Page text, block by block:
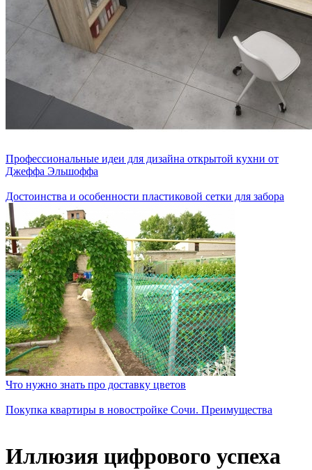
Профессиональные идеи для дизайна открытой кухни от
Джеффа Эльшоффа
Достоинства и особенности пластиковой сетки для забора
Что нужно знать про доставку цветов
Покупка квартиры в новостройке Сочи. Преимущества
Иллюзия цифрового успеха